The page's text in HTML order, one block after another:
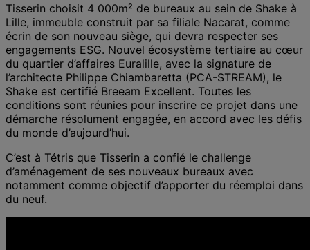
Tisserin choisit 4 000m² de bureaux au sein de Shake à
Lille, immeuble construit par sa filiale Nacarat, comme
écrin de son nouveau siège, qui devra respecter ses
engagements ESG. Nouvel écosystème tertiaire au cœur
du quartier d’affaires Euralille, avec la signature de
l’architecte Philippe Chiambaretta (PCA-STREAM), le
Shake est certifié Breeam Excellent. Toutes les
conditions sont réunies pour inscrire ce projet dans une
démarche résolument engagée, en accord avec les défis
du monde d’aujourd’hui.
C’est à Tétris que Tisserin a confié le challenge
d’aménagement de ses nouveaux bureaux avec
notamment comme objectif d’apporter du réemploi dans
du neuf.